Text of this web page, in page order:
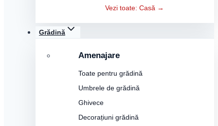
Vezi toate: Casă →
Grădină
Amenajare
Toate pentru grădină
Umbrele de grădină
Ghivece
Decorațiuni grădină